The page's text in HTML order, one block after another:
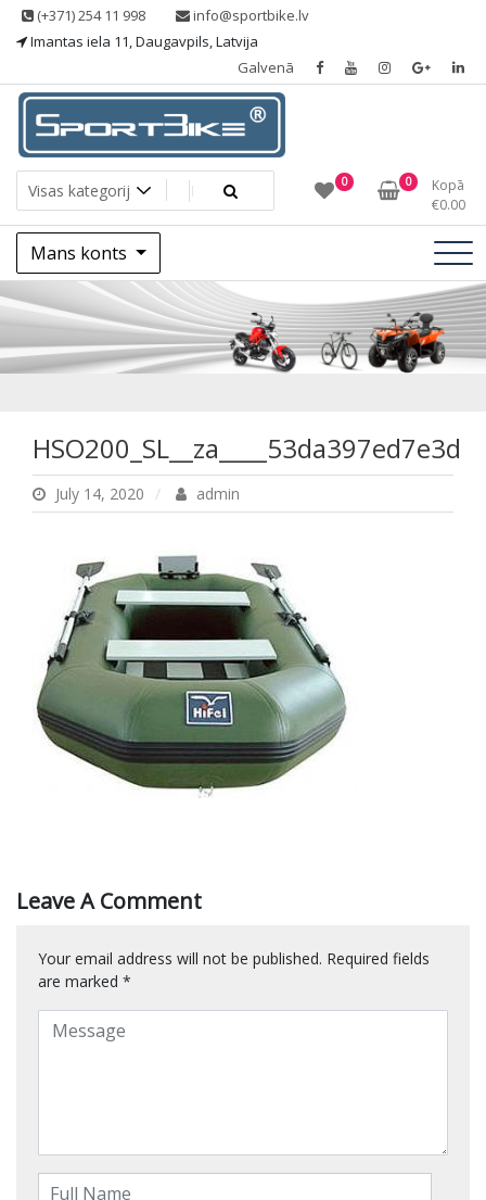
Skip (+371) 254 11 998
info@sportbike.lv
Imantas iela 11, Daugavpils, Latvija
Galvenā
Sportbike
Sporting goods 0 0
Kopā
€0.00
Mans konts
HSO200_SL__za____53da397ed7e3d
July 14, 2020 admin
Leave A Comment
Your email address will not be published. Required fields
are marked *